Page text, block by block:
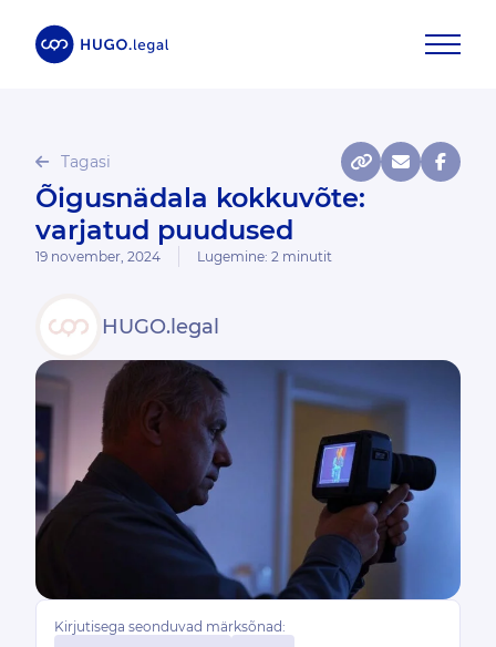
Tagasi
Õigusnädala kokkuvõte:
varjatud puudused
19 november, 2024 Lugemine: 2 minutit
HUGO.legal
Kirjutisega seonduvad märksõnad: